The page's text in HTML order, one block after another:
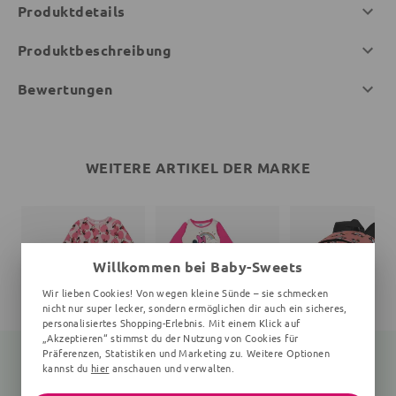
Produktdetails
Produktbeschreibung
Bewertungen
WEITERE ARTIKEL DER MARKE
Willkommen bei Baby-Sweets
Wir lieben Cookies! Von wegen kleine Sünde – sie schmecken
nicht nur super lecker, sondern ermöglichen dir auch ein sicheres,
personalisiertes Shopping-Erlebnis. Mit einem Klick auf
„Akzeptieren“ stimmst du der Nutzung von Cookies für
Präferenzen, Statistiken und Marketing zu. Weitere Optionen
kannst du hier anschauen und verwalten.